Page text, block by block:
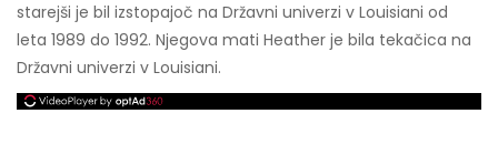
starejši je bil izstopajoč na Državni univerzi v Louisiani od
leta 1989 do 1992. Njegova mati Heather je bila tekačica na
Državni univerzi v Louisiani.